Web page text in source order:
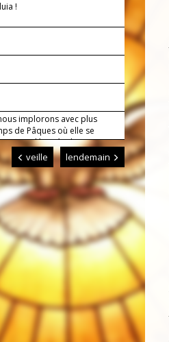
!
implorons avec plus
de Pâques où elle se
as dégagés de nos
fermement à la vérité.
veille lendemain